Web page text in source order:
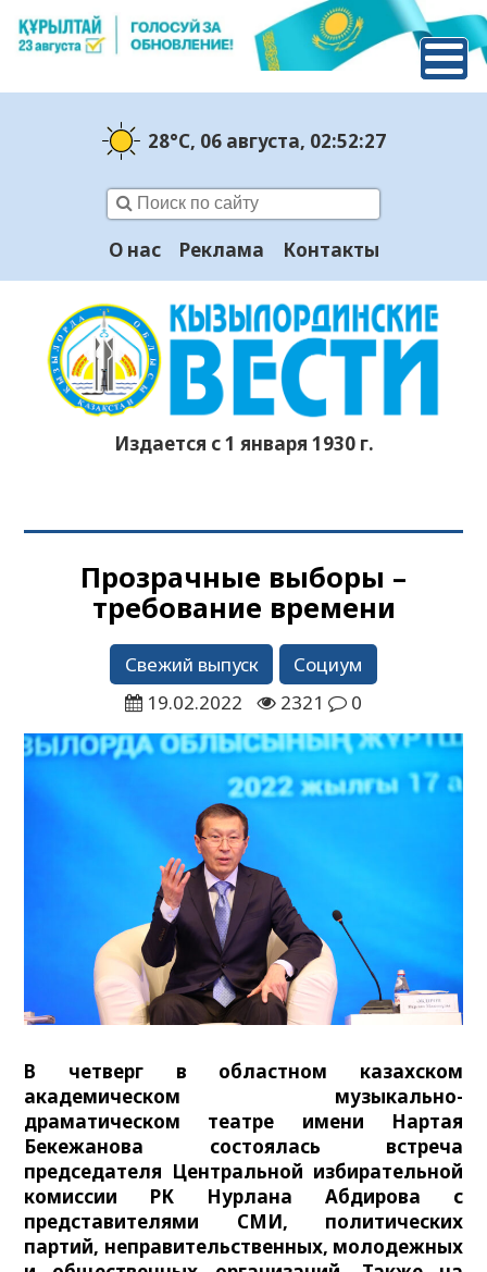
28°C, 06 августа, 02:52:29
О нас Реклама Контакты
Издается с 1 января 1930 г.
Прозрачные выборы –
требование времени
Свежий выпуск
Социум
19.02.2022
2321 0
В четверг в областном казахском
академическом музыкально-
драматическом театре имени Нартая
Бекежанова состоялась встреча
председателя Центральной избирательной
комиссии РК Нурлана Абдирова с
представителями СМИ, политических
партий, неправительственных, молодежных